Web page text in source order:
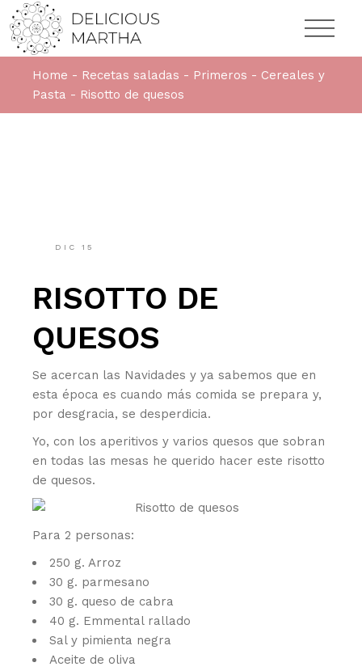
Home Recetas saladas Primeros
Cereales y
Pasta
Risotto de quesos
DIC 15
RISOTTO DE
QUESOS
Se acercan las Navidades y ya sabemos que en
esta época es cuando más comida se prepara y,
por desgracia, se desperdicia.
Yo, con los aperitivos y varios quesos que sobran
en todas las mesas he querido hacer este risotto
de quesos.
Para 2 personas:
250 g. Arroz
30 g. parmesano
30 g. queso de cabra
40 g. Emmental rallado
Sal y pimienta negra
Aceite de oliva